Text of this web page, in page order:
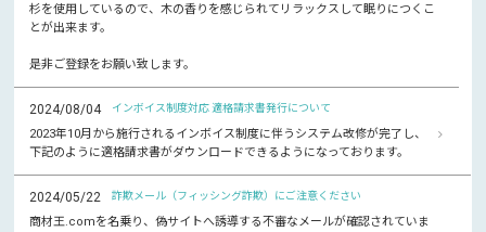
杉を使用しているので、木の香りを感じられてリラックスして眠りにつくこ
とが出来ます。
是非ご登録をお願い致します。
2024/08/04 インボイス制度対応 適格請求書発行について
2023年10月から施行されるインボイス制度に伴うシステム改修が完了し、
下記のように適格請求書がダウンロードできるようになっております。
2024/05/22 詐欺メール（フィッシング詐欺）にご注意ください
商材王.comを名乗り、偽サイトへ誘導する不審なメールが確認されていま